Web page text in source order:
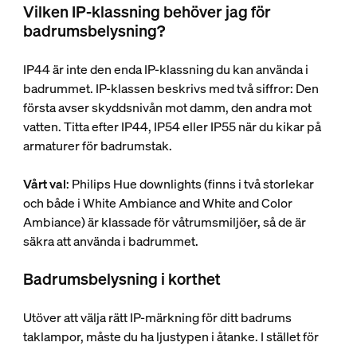
Vilken IP-klassning behöver jag för
badrumsbelysning?
IP44 är inte den enda IP-klassning du kan använda i
badrummet. IP-klassen beskrivs med två siffror: Den
första avser skyddsnivån mot damm, den andra mot
vatten. Titta efter IP44, IP54 eller IP55 när du kikar på
armaturer för badrumstak.
Vårt val: Philips Hue downlights (finns i två storlekar
och både i White Ambiance and White and Color
Ambiance) är klassade för våtrumsmiljöer, så de är
säkra att använda i badrummet.
Badrumsbelysning i korthet
Utöver att välja rätt IP-märkning för ditt badrums
taklampor, måste du ha ljustypen i åtanke. I stället för